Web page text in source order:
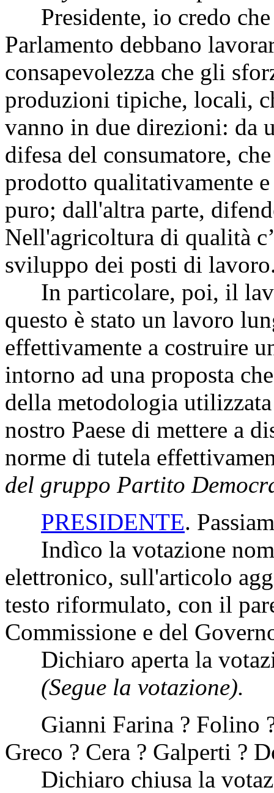
Presidente, io credo che
Parlamento debbano
consapevolezza che gli
produzioni tipiche, locali,
vanno in due direzioni: da
difesa del consumatore,
prodotto qualitativamente
puro; dall'altra parte,
Nell'agricoltura di qualità
sviluppo dei posti di
In particolare, poi, il
questo è stato un lavoro
effettivamente a costruire
intorno ad una proposta
della metodologia
nostro Paese di mettere a
norme di tutela
del gruppo Partito
PRESIDENTE.
Indìco la votazione
elettronico, sull'articolo
testo riformulato, con il
Commissione e del
Dichiaro aperta la
(Segue la votazione).
Gianni Farina ? Folino ?
Greco ? Cera ? Galperti ?
Dichiaro chiusa la